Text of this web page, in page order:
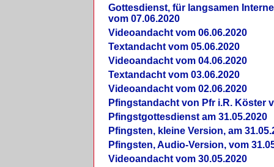
Gottesdienst, für langsamen
vom 07.06.2020
Videoandacht vom 06.06.2020
Textandacht vom 05.06.2020
Videoandacht vom 04.06.2020
Textandacht vom 03.06.2020
Videoandacht vom 02.06.2020
Pfingstandacht von Pfr i.R. Köster
Pfingstgottesdienst am 31.05.2020
Pfingsten, kleine Version, am
Pfingsten, Audio-Version, vom
Videoandacht vom 30.05.2020